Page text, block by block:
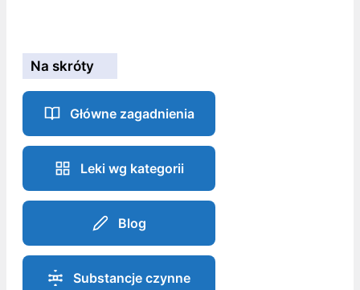
Na skróty
Główne zagadnienia
Leki wg kategorii
Blog
Substancje czynne